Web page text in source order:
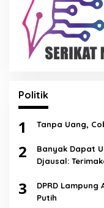
Politik
1 Tanpa Uang,
2
Banyak Dapat
Djausal:
3
DPRD
Putih